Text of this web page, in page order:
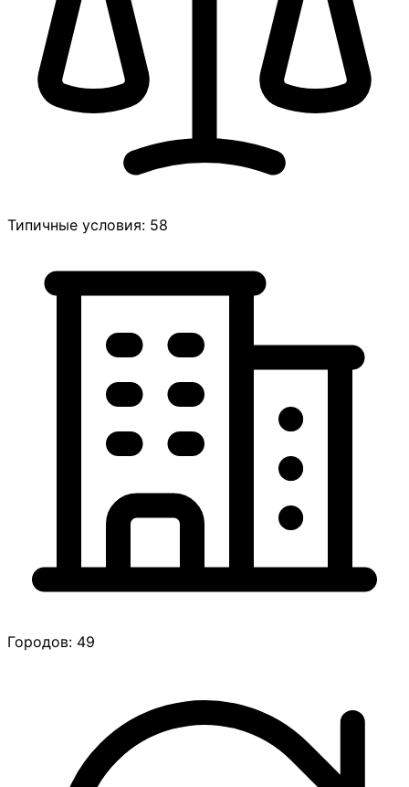
Типичные условия: 58
Городов: 49